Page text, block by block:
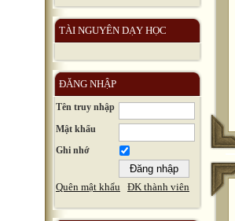
TÀI NGUYÊN DẠY HỌC
ĐĂNG NHẬP
Tên truy nhập
Mật khẩu
Ghi nhớ
Quên mật khẩu ĐK thành viên